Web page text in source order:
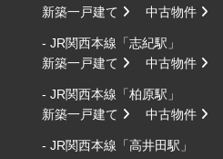
新築一戸建て
中古物件
- JR関西本線「志紀駅」
新築一戸建て
中古物件
- JR関西本線「柏原駅」
新築一戸建て
中古物件
- JR関西本線「高井田駅」